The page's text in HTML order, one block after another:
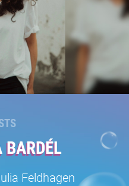
Feldhagen